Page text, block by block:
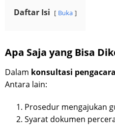
Daftar Isi Buka
Apa Saja yang Bisa
Dalam konsultasi
Antara lain:
Prosedur mengajukan
Syarat dokumen